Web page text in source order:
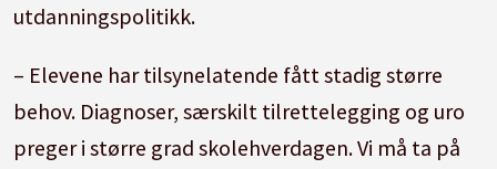
utdanningspolitikk.
– Elevene har tilsynelatende fått stadig større
behov. Diagnoser, særskilt tilrettelegging og uro
preger i større grad skolehverdagen. Vi må ta på